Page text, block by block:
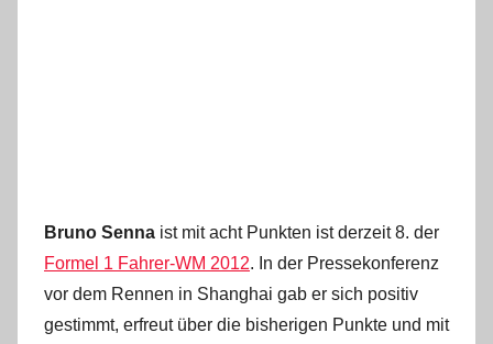
Bruno Senna ist mit acht Punkten ist derzeit 8. der
Formel 1 Fahrer-WM 2012. In der Pressekonferenz
vor dem Rennen in Shanghai gab er sich positiv
gestimmt, erfreut über die bisherigen Punkte und mit